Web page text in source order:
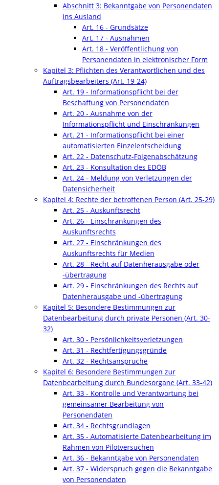
Abschnitt 3: Bekanntgabe von Personendaten
ins Ausland
Art. 16 - Grundsätze
Art. 17 - Ausnahmen
Art. 18 - Veröffentlichung von
Personendaten in elektronischer Form
Kapitel 3: Pflichten des Verantwortlichen und des
Auftragsbearbeiters (Art. 19-24)
Art. 19 - Informationspflicht bei der
Beschaffung von Personendaten
Art. 20 - Ausnahme von der
Informationspflicht und Einschränkungen
Art. 21 - Informationspflicht bei einer
automatisierten Einzelentscheidung
Art. 22 - Datenschutz-Folgenabschätzung
Art. 23 - Konsultation des EDÖB
Art. 24 - Meldung von Verletzungen der
Datensicherheit
Kapitel 4: Rechte der betroffenen Person (Art. 25-29)
Art. 25 - Auskunftsrecht
Art. 26 - Einschränkungen des
Auskunftsrechts
Art. 27 - Einschränkungen des
Auskunftsrechts für Medien
Art. 28 - Recht auf Datenherausgabe oder
-übertragung
Art. 29 - Einschränkungen des Rechts auf
Datenherausgabe und -übertragung
Kapitel 5: Besondere Bestimmungen zur
Datenbearbeitung durch private Personen (Art. 30-
32)
Art. 30 - Persönlichkeitsverletzungen
Art. 31 - Rechtfertigungsgründe
Art. 32 - Rechtsansprüche
Kapitel 6: Besondere Bestimmungen zur
Datenbearbeitung durch Bundesorgane (Art. 33-42)
Art. 33 - Kontrolle und Verantwortung bei
gemeinsamer Bearbeitung von
Personendaten
Art. 34 - Rechtsgrundlagen
Art. 35 - Automatisierte Datenbearbeitung im
Rahmen von Pilotversuchen
Art. 36 - Bekanntgabe von Personendaten
Art. 37 - Widerspruch gegen die Bekanntgabe
von Personendaten